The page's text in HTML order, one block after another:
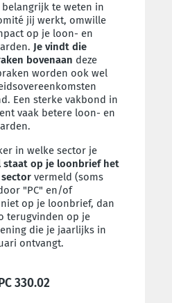
belangrijk te weten in
jij werkt, omwille
op je loon- en
Je vindt die
bovenaan deze
worden ook wel
Een sterke vakbond in
vaak betere loon- en
in welke sector je
staat op je loonbrief het
sector vermeld (soms
"PC" en/of
op je loonbrief, dan
terugvinden op je
die je jaarlijks in
ontvangt.
330.02